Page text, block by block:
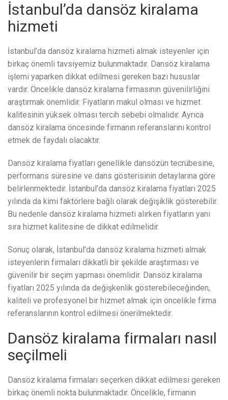
İstanbul’da dansöz kiralama
hizmeti
İstanbul’da dansöz kiralama hizmeti almak isteyenler için
birkaç önemli tavsiyemiz bulunmaktadır. Dansöz kiralama
işlemi yaparken dikkat edilmesi gereken bazı hususlar
vardır. Öncelikle dansöz kiralama firmasının güvenilirliğini
araştırmak önemlidir. Fiyatların makul olması ve hizmet
kalitesinin yüksek olması tercih sebebi olmalıdır. Ayrıca
dansöz kiralama öncesinde firmanın referanslarını kontrol
etmek de faydalı olacaktır.
Dansöz kiralama fiyatları genellikle dansözün tecrübesine,
performans süresine ve dans gösterisinin detaylarına göre
belirlenmektedir. İstanbul’da dansöz kiralama fiyatları 2025
yılında da kimi faktörlere bağlı olarak değişiklik gösterebilir.
Bu nedenle dansöz kiralama hizmeti alırken fiyatların yanı
sıra hizmet kalitesine de dikkat edilmelidir.
Sonuç olarak, İstanbul’da dansöz kiralama hizmeti almak
isteyenlerin firmaları dikkatli bir şekilde araştırması ve
güvenilir bir seçim yapması önemlidir. Dansöz kiralama
fiyatları 2025 yılında da değişkenlik gösterebileceğinden,
kaliteli ve profesyonel bir hizmet almak için öncelikle firma
referanslarının kontrol edilmesi önerilmektedir.
Dansöz kiralama firmaları nasıl
seçilmeli
Dansöz kiralama firmaları seçerken dikkat edilmesi gereken
birkaç önemli nokta bulunmaktadır. Öncelikle, firmanın